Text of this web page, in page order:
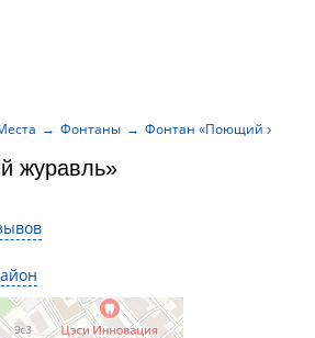
журавль»
Фонтаны Фонтан «Поющий